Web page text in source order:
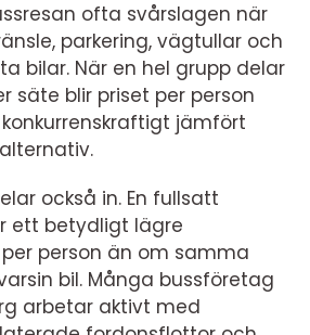
ofta svårslagen när
parkering, vägtullar och
bilar. När en hel grupp delar
säte blir priset per person
jämfört
också in. En fullsatt
ett betydligt lägre
person än om samma
bil. Många bussföretag
arbetar aktivt med